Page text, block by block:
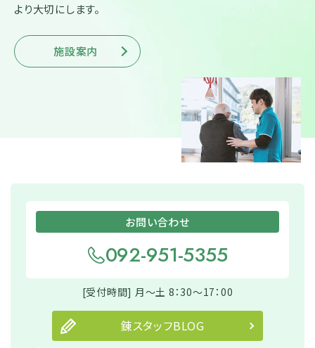
より大切にします。
施設案内
お問い合わせ
092-951-5355
[受付時間] 月～土 8：30～17：00
錬スタッフBLOG